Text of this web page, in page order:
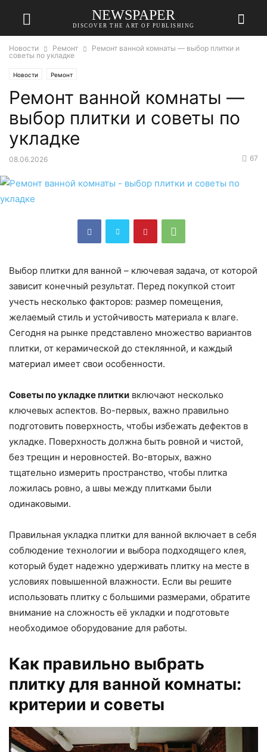
NEWSPAPER
DISCOVER THE ART OF PUBLISHING
Новости Ремонт
Ремонт ванной комнаты — выбор плитки и
советы по укладке
Новости Ремонт
Ремонт ванной комнаты —
выбор плитки и советы по
укладке
08.06.2026 67
Выбор плитки для ванной – ключевая задача, от которой
зависит конечный результат. Перед покупкой стоит
учесть несколько факторов: размер помещения,
желаемый стиль и устойчивость материала к влаге.
Сегодня на рынке представлено множество вариантов
плитки, от керамической до стеклянной, и каждый
материал имеет свои особенности.
Советы по укладке плитки включают несколько
ключевых аспектов. Во-первых, важно правильно
подготовить поверхность, чтобы избежать дефектов в
укладке. Поверхность должна быть ровной и чистой,
без трещин и неровностей. Во-вторых, важно
тщательно измерить пространство, чтобы плитка
ложилась ровно, а швы между плитками были
одинаковыми.
Правильная укладка плитки для ванной включает в себя
соблюдение технологии и выбора подходящего клея,
который будет надежно удерживать плитку на месте в
условиях повышенной влажности. Если вы решите
использовать плитку с большими размерами, обратите
внимание на сложность её укладки и подготовьте
необходимое оборудование для работы.
Как правильно выбрать
плитку для ванной комнаты:
критерии и советы